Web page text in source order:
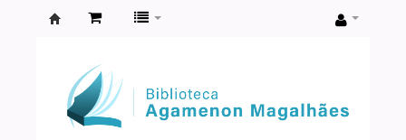
Agamenon
Magalhães